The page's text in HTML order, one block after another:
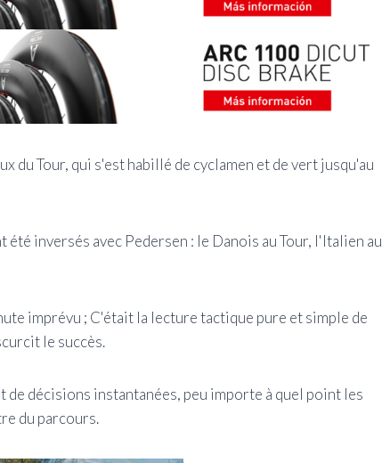
du Tour, qui s'est habillé de cyclamen et de vert jusqu'au
inversés avec Pedersen : le Danois au Tour, l'Italien au
imprévu ; C'était la lecture tactique pure et simple de
le succès.
de décisions instantanées, peu importe à quel point les
du parcours.